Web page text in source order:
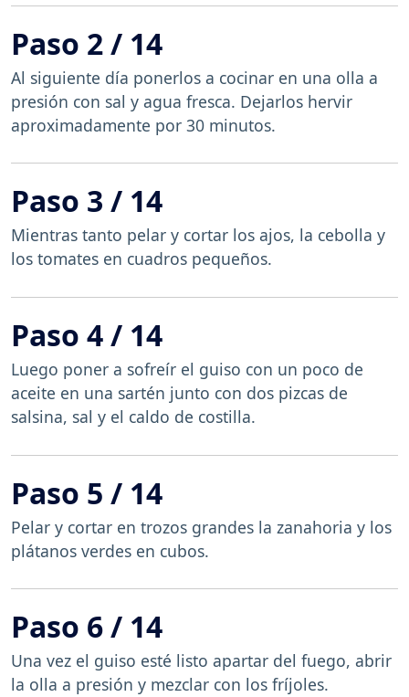
Paso 2 / 14
Al siguiente día ponerlos a cocinar en una olla a
presión con sal y agua fresca. Dejarlos hervir
aproximadamente por 30 minutos.
Paso 3 / 14
Mientras tanto pelar y cortar los ajos, la cebolla y
los tomates en cuadros pequeños.
Paso 4 / 14
Luego poner a sofreír el guiso con un poco de
aceite en una sartén junto con dos pizcas de
salsina, sal y el caldo de costilla.
Paso 5 / 14
Pelar y cortar en trozos grandes la zanahoria y los
plátanos verdes en cubos.
Paso 6 / 14
Una vez el guiso esté listo apartar del fuego, abrir
la olla a presión y mezclar con los fríjoles.